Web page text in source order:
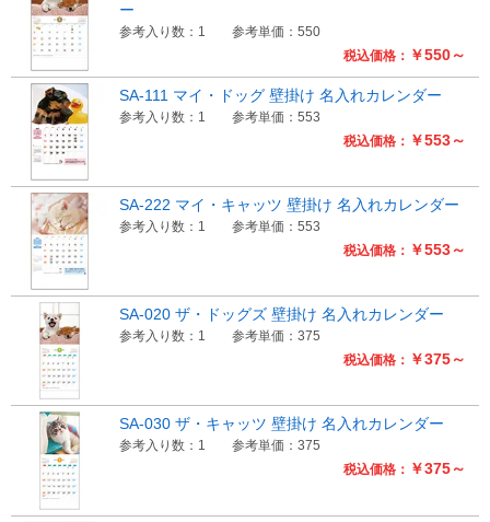
税込価格： ￥550～
ー
参考入り数：1 参考単価：550
税込価格： ￥553～
SA-111 マイ・ドッグ 壁掛け 名入れカレンダー
参考入り数：1 参考単価：553
税込価格： ￥553～
SA-222 マイ・キャッツ 壁掛け 名入れカレンダー
参考入り数：1 参考単価：553
税込価格： ￥375～
SA-020 ザ・ドッグズ 壁掛け 名入れカレンダー
参考入り数：1 参考単価：375
税込価格： ￥375～
SA-030 ザ・キャッツ 壁掛け 名入れカレンダー
参考入り数：1 参考単価：375